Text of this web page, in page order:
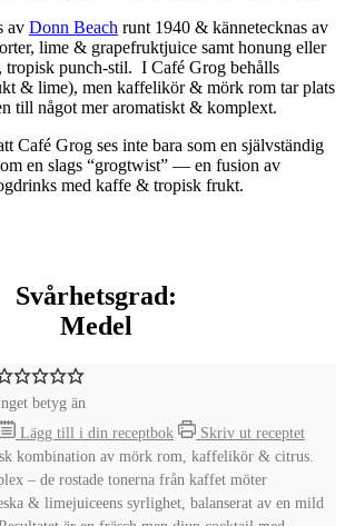
av Donn Beach runt 1940 & kännetecknas av
lime & grapefruktjuice samt honung eller
tropisk punch-stil. I Café Grog behålls
& lime), men kaffelikör & mörk rom tar plats
till något mer aromatiskt & komplext.
Café Grog ses inte bara som en självständig
en slags “grogtwist” — en fusion av
med kaffe & tropisk frukt.
Svårhetsgrad:
Medel
betyg än
Lägg till i din receptbok
Skriv ut receptet
kombination av mörk rom, kaffelikör & citrus.
– de rostade tonerna från kaffet möter
& limejuiceens syrlighet, balanserat av en mild